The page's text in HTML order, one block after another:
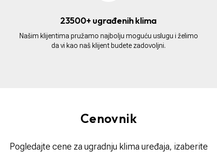
23500+ ugrađenih klima
Našim klijentima pružamo najbolju moguću uslugu i želimo
da vi kao naš klijent budete zadovoljni.
Cenovnik
Pogledajte cene za ugradnju klima uređaja, izaberite